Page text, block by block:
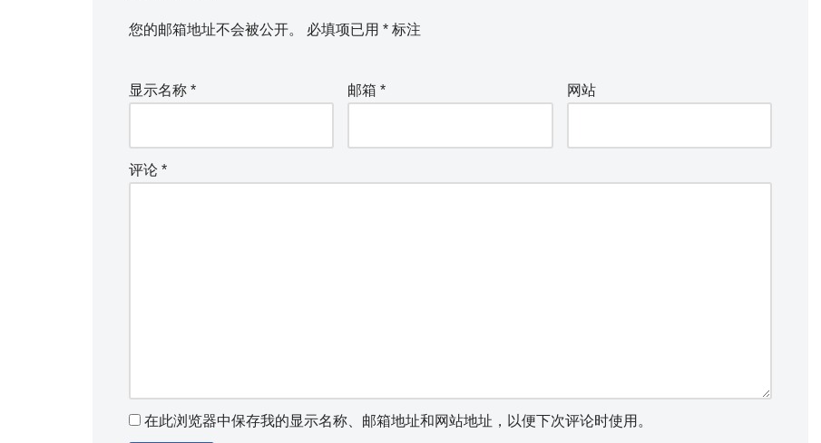
您的邮箱地址不会被公开。 必填项已用 * 标注
显示名称 * 邮箱* 网站
评论 *
在此浏览器中保存我的显示名称、邮箱地址和网站地址，以便下次评论时使用。